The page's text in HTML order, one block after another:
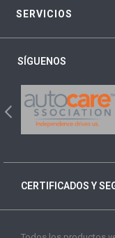
SERVICIOS
SÍGUENOS
CERTIFICADOS Y